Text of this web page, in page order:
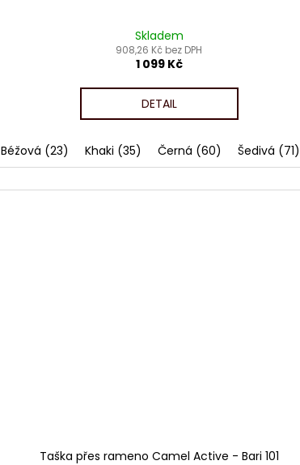
Skladem
908,26 Kč bez DPH
1 099 Kč
DETAIL
Béžová (23) Khaki (35) Černá (60) Šedivá (71)
Taška přes rameno Camel Active - Bari 101